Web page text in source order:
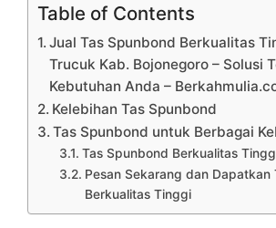
Table of Contents
Jual Tas Spunbond Berkualitas
Trucuk Kab. Bojonegoro – Solusi
Kebutuhan Anda –
Kelebihan Tas Spunbond
Tas Spunbond untuk Berbagai
Tas Spunbond Berkualitas
Pesan Sekarang dan Dapatkan
Berkualitas Tinggi